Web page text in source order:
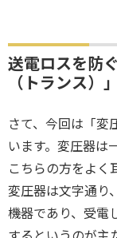
送電ロスを防
（トランス）」
さて、今回は「変
います。変圧器は
こちらの方をよく
変圧器は文字通り
機器であり、受電